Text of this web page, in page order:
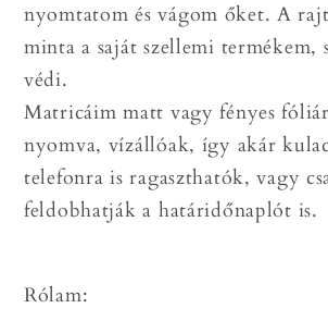
nyomtatom és vágom őket. A
minta a saját szellemi termékem,
védi.
Matricáim matt vagy fényes
nyomva, vízállóak, így akár
telefonra is ragaszthatók, vagy
feldobhatják a határidőnaplót is.
Rólam: